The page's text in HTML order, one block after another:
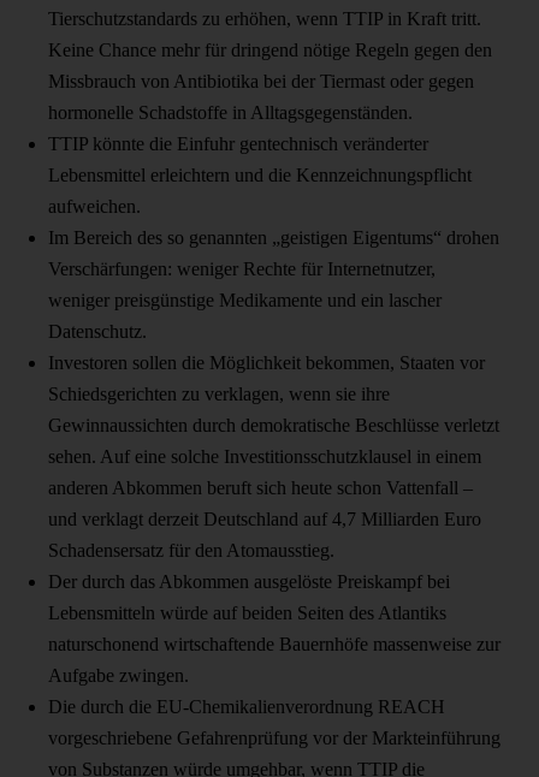
Tierschutzstandards zu erhöhen, wenn TTIP in Kraft tritt.
Keine Chance mehr für dringend nötige Regeln gegen den
Missbrauch von Antibiotika bei der Tiermast oder gegen
hormonelle Schadstoffe in Alltagsgegenständen.
TTIP könnte die Einfuhr gentechnisch veränderter
Lebensmittel erleichtern und die Kennzeichnungspflicht
aufweichen.
Im Bereich des so genannten „geistigen Eigentums“ drohen
Verschärfungen: weniger Rechte für Internetnutzer,
weniger preisgünstige Medikamente und ein lascher
Datenschutz.
Investoren sollen die Möglichkeit bekommen, Staaten vor
Schiedsgerichten zu verklagen, wenn sie ihre
Gewinnaussichten durch demokratische Beschlüsse verletzt
sehen. Auf eine solche Investitionsschutzklausel in einem
anderen Abkommen beruft sich heute schon Vattenfall –
und verklagt derzeit Deutschland auf 4,7 Milliarden Euro
Schadensersatz für den Atomausstieg.
Der durch das Abkommen ausgelöste Preiskampf bei
Lebensmitteln würde auf beiden Seiten des Atlantiks
naturschonend wirtschaftende Bauernhöfe massenweise zur
Aufgabe zwingen.
Die durch die EU-Chemikalienverordnung REACH
vorgeschriebene Gefahrenprüfung vor der Markteinführung
von Substanzen würde umgehbar, wenn TTIP die